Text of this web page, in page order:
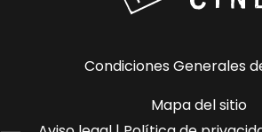
Condiciones Generales
Mapa del sitio